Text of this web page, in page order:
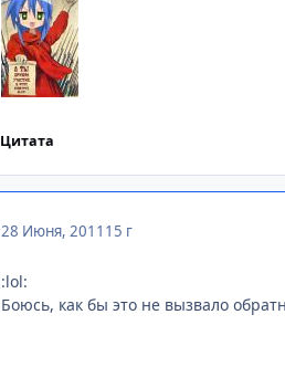
Цитата
28 Июня, 2011 15 г
:lol:
Боюсь, как бы это не вызвало